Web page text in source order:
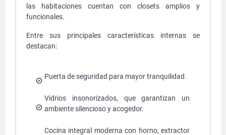
las habitaciones cuentan con closets amplios y
funcionales.
Entre sus principales características internas se
destacan:
Puerta de seguridad para mayor tranquilidad.
Vidrios insonorizados, que garantizan un
ambiente silencioso y acogedor.
Cocina integral moderna con horno, extractor